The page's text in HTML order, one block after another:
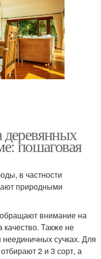
деревянных
пошаговая
в частности
природными
внимание на
качество. Также не
сучках. Для
2 и 3 сорт, а